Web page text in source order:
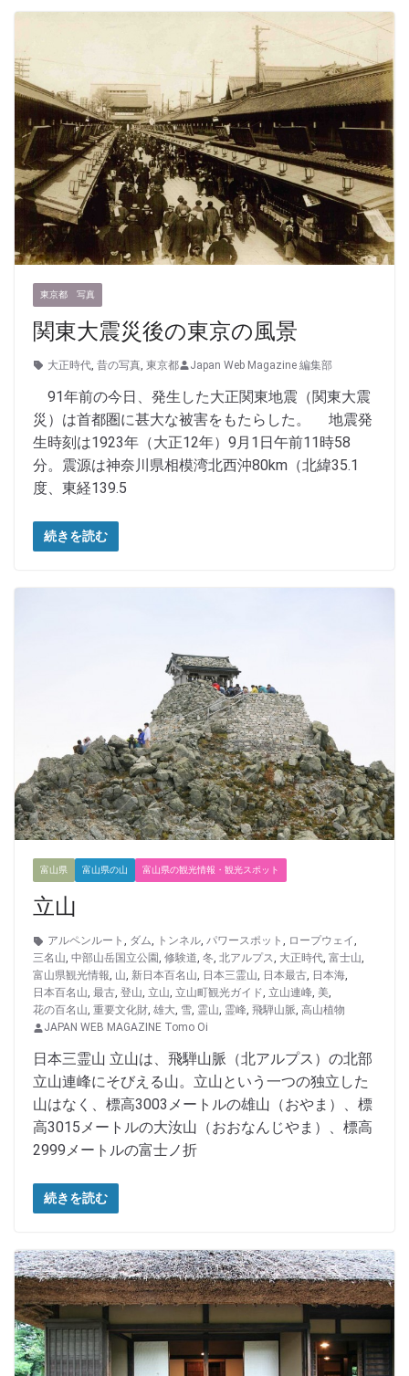
東京都 写真
関東大震災後の東京の風景
大正時代 昔の写真 東京都 Japan Web Magazine 編集部
91年前の今日、発生した大正関東地震（関東大震
災）は首都圏に甚大な被害をもたらした。 地震発
生時刻は1923年（大正12年）9月1日午前11時58
分。震源は神奈川県相模湾北西沖80km（北緯35.1
度、東経139.5
続きを読む
富山県 富山県の山 富山県の観光情報・観光スポット
立山
アルペンルート , ダム, トンネル, パワースポット , ロープウェイ,
三名山, 中部山岳国立公園, 修験道, 冬, 北アルプス, 大正時代, 富士山,
富山県観光情報, 山, 新日本百名山, 日本三霊山, 日本最古, 日本海,
日本百名山, 最古, 登山, 立山, 立山町観光ガイド, 立山連峰, 美,
花の百名山, 重要文化財, 雄大, 雪, 霊山, 霊峰, 飛騨山脈, 高山植物
JAPAN WEB MAGAZINE Tomo Oi
日本三霊山 立山は、飛騨山脈（北アルプス）の北部
立山連峰にそびえる山。立山という一つの独立した
山はなく、標高3003メートルの雄山（おやま）、標
高3015メートルの大汝山（おおなんじやま）、標高
2999メートルの富士ノ折
続きを読む